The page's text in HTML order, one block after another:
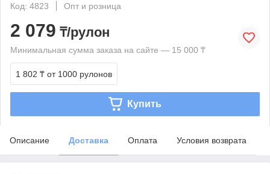
Код: 4823
Опт и розница
2 079 ₸/рулон
Минимальная сумма заказа на сайте — 15 000 ₸
1 802 ₸ от 1000 рулонов
Купить
Описание Доставка Оплата Условия возврата